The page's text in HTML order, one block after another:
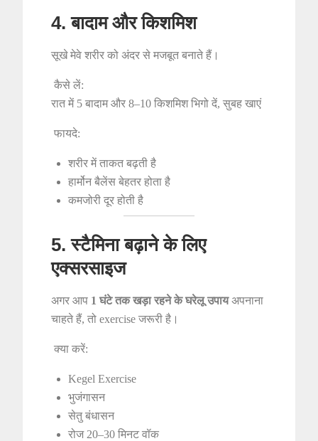
4. बादाम और किशमिश
सूखे मेवे शरीर को अंदर से मजबूत बनाते हैं।
कैसे लें:
रात में 5 बादाम और 8–10 किशमिश भिगो दें, सुबह खाएं
फायदे:
शरीर में ताकत बढ़ती है
हार्मोन बैलेंस बेहतर होता है
कमजोरी दूर होती है
5. स्टैमिना बढ़ाने के लिए
एक्सरसाइज
अगर आप 1 घंटे तक खड़ा रहने के घरेलू उपायअपनाना
चाहते हैं, तो exercise जरूरी है।
क्या करें:
Kegel Exercise
भुजंगासन
सेतु बंधासन
रोज 20–30 मिनट वॉक